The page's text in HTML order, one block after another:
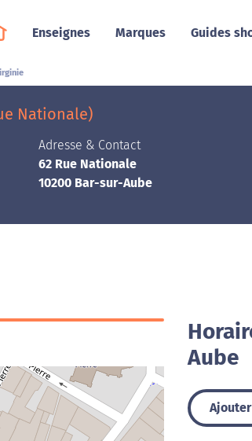
Enseignes Marques Guides
Nationale)
Adresse & Contact
62 Rue Nationale
10200 Bar-sur-Aube
Aube